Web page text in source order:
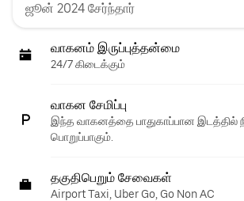
ஜூன் 2024 சேர்ந்தார்
வாகனம் இருப்புத்தன்மை
24/7 கிடைக்கும்
வாகன சேமிப்பு
இந்த வாகனத்தை பாதுகாப்பான இடத்தில்
பொறுப்பாகும்.
தகுதிபெறும் சேவைகள்
Airport Taxi, Uber Go, Go Non AC